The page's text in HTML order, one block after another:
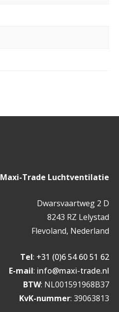
Maxi-Trade Luchtventilatie
Dwarsvaartweg 2 D
8243 RZ Lelystad
Flevoland, Nederland
Tel: +31 (0)6 54 60 51 62
E-mail: info@maxi-trade.nl
BTW: NL001591968B37
KvK-nummer: 39063813